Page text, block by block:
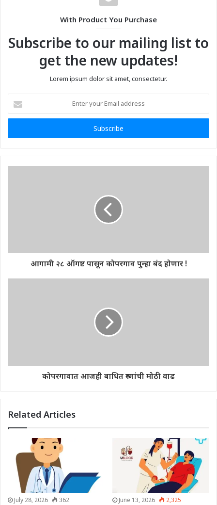
With Product You Purchase
Subscribe to our mailing list to
get the new updates!
Lorem ipsum dolor sit amet, consectetur.
your
Email
आगामी २८ ऑगष्ट पासून कोपरगाव पुन्हा बंद होणार !
कोपरगावात आजही बाधित रुग्णांची मोठी वाढ
Related Articles
July 28, 2026 362 June 13, 2026 2,325